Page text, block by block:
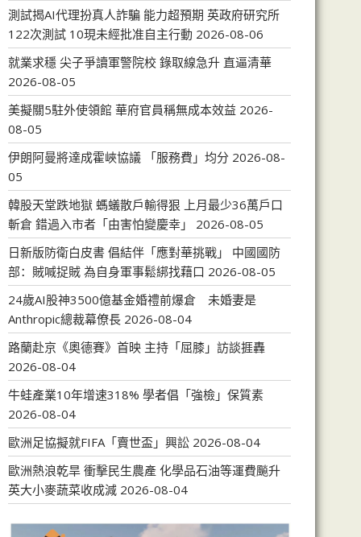
測試揭AI代理扮真人詐騙 能力超預期 英政府研究所
122次測試 10現未經批准自主行動 2026-08-06
就業求穩 尖子爭讀軍警院校 錄取線急升 直逼清華
2026-08-05
美擬關5駐外使領館 華府官員稱無成本效益 2026-
08-05
伊朗阿曼將達成霍峽協議 「服務費」均分 2026-08-
05
韓股天堂跌地獄 螞蟻散戶輸得狠 上月最少36萬戶口
斬倉 錯過入市者「由害怕變慶幸」
2026-08-05
日新版防衛白皮書 倡結伴「應對華挑戰」 中國國防
部：賊喊捉賊 為自身軍事鬆綁找藉口 2026-08-05
24歲AI股神3500億基金婚禮前爆倉 未婚妻是
Anthropic總裁幕僚長 2026-08-04
路蘭赴京《奧德賽》首映 主持「屈膝」訪談捱轟
2026-08-04
牛蛙產業10年增速318% 學者倡「強檢」保質素
2026-08-04
歐洲足協擬就FIFA「賣世盃」興訟 2026-08-04
歐洲熱浪乾旱 衝擊民生農產 化學品石油等運費飈升
英大小麥蔬菜收成減 2026-08-04